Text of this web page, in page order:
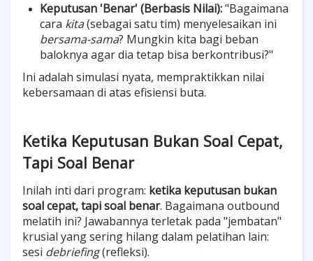
Keputusan 'Benar' (Berbasis Nilai):"Bagaimana
cara kita(sebagai satu tim) menyelesaikan ini
bersama-sama? Mungkin kita bagi beban
baloknya agar dia tetap bisa berkontribusi?"
Ini adalah simulasi nyata, mempraktikkan nilai
kebersamaan di atas efisiensi buta.
Ketika Keputusan Bukan Soal Cepat,
Tapi Soal Benar
Inilah inti dari program: ketika keputusan bukan
soal cepat, tapi soal benar. Bagaimana outbound
melatih ini? Jawabannya terletak pada "jembatan"
krusial yang sering hilang dalam pelatihan lain:
sesi debriefing(refleksi).